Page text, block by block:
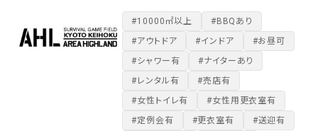
#10000㎡以上
#BBQあり
#アウトドア
#インドア
#お昼可
#シャワー有
#ナイターあり
#レンタル有
#売店有
#女性トイレ有
#女性用更衣室有
#定例会有
#更衣室有
#送迎有